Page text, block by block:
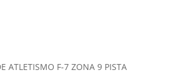
ATLETISMO F-7 ZONA 9 PISTA